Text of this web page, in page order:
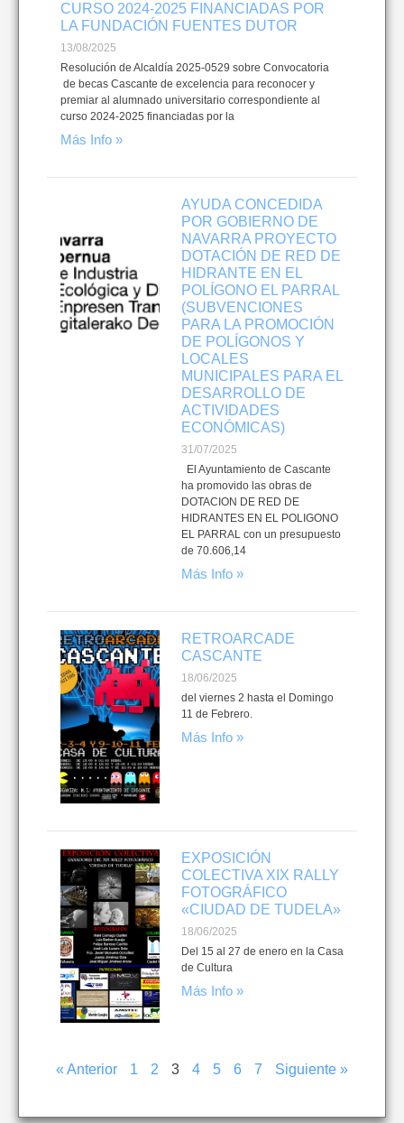
CURSO 2024-2025 FINANCIADAS POR
LA FUNDACIÓN FUENTES DUTOR
13/08/2025
Resolución de Alcaldía 2025-0529 sobre Convocatoria
de becas Cascante de excelencia para reconocer y
premiar al alumnado universitario correspondiente al
curso 2024-2025 financiadas por la
Más Info »
AYUDA CONCEDIDA
POR GOBIERNO DE
NAVARRA PROYECTO
DOTACIÓN DE RED DE
HIDRANTE EN EL
POLÍGONO EL PARRAL
(SUBVENCIONES
PARA LA PROMOCIÓN
DE POLÍGONOS Y
LOCALES
MUNICIPALES PARA EL
DESARROLLO DE
ACTIVIDADES
ECONÓMICAS)
31/07/2025
El Ayuntamiento de Cascante
ha promovido las obras de
DOTACION DE RED DE
HIDRANTES EN EL POLIGONO
EL PARRAL con un presupuesto
de 70.606,14
Más Info »
RETROARCADE
CASCANTE
18/06/2025
del viernes 2 hasta el Domingo
11 de Febrero.
Más Info »
EXPOSICIÓN
COLECTIVA XIX RALLY
FOTOGRÁFICO
«CIUDAD DE TUDELA»
18/06/2025
Del 15 al 27 de enero en la Casa
de Cultura
Más Info »
« Anterior 1 2 3 4 5 6 7 Siguiente »